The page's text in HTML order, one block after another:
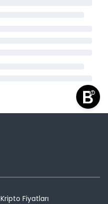
Kripto Fiyatları